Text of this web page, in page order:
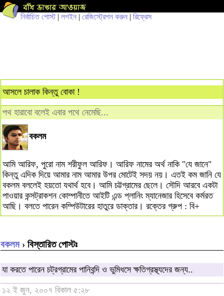
নির্বাচিত পোস্ট| লগইন | রেজিস্ট্রেশন করুন | রিফ্রেস
আসলে চালাক কিন্তু বোকা !
পথ হারাবো বলেই এবার পথে নেমেছি...
বকলম
আমি আরিফ, পুরো নাম শরীফুল আরিফ। আরিফ নামের অর্থ নাকি "যে জানে"
কিন্তু এদিক দিয়ে আমার নাম আমার উপর মোটেই সদয় নয়। এতই কম জানি যে
বকলম বললেই হয়তো যথার্থ হবে। আমি চট্টগ্রামের ছেলে। সৌদি আরবে একটা
পাওয়ার কন্সট্রাকশন কোম্পানীতে আইটি এন্ড প্লানিং ম্যানেজার হিসেবে কর্মরত
আছি। বলতে পারেন কম্পিউটারের হাতুরে ডাক্তার। রক্তের গ্রুপ : বি+
বকলম› বিস্তারিত পোস্টঃ
যা করতে পারেন চট্রগ্রামের পানিবন্দি ও ভুমিধসে ক্ষতিগ্রস্থ্যদের জন্য..
১২ ই জুন, ২০০৭ বিকাল ৫:২৮